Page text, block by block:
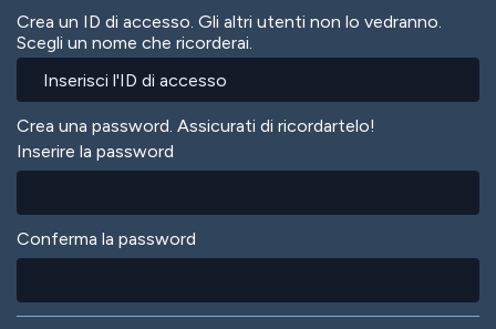
Crea un ID di accesso. Gli altri utenti non lo vedranno.
Scegli un nome che ricorderai.
Crea una password. Assicurati di ricordartelo!
Inserire la password
Conferma la password